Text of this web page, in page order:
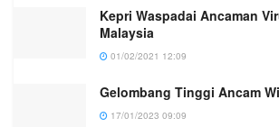
Kepri Waspadai Ancaman
Malaysia
01/02/2021 12:09
Gelombang Tinggi Ancam
17/01/2023 09:09